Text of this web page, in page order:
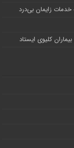
کلیوی ایستاد